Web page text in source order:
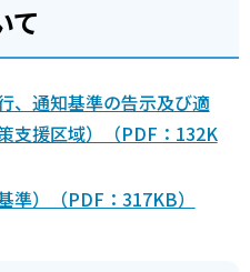
て
、通知基準の告示及び適
支援区域）（PDF：132K
準）（PDF：317KB）